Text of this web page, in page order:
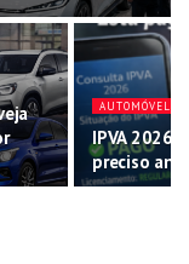
AUTOMÓVEL
IPVA 2026:
preciso